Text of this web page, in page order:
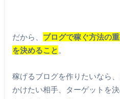
だから、 ブログで稼ぐ方法の
を決めること 。
稼げるブログを作りたいなら
かけたい相手、ターゲットを